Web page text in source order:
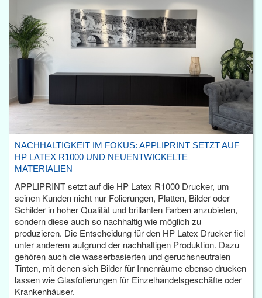
NACHHALTIGKEIT IM FOKUS: APPLIPRINT SETZT AUF
HP LATEX R1000 UND NEUENTWICKELTE
MATERIALIEN
APPLIPRINT setzt auf die HP Latex R1000 Drucker, um
seinen Kunden nicht nur Folierungen, Platten, Bilder oder
Schilder in hoher Qualität und brillanten Farben anzubieten,
sondern diese auch so nachhaltig wie möglich zu
produzieren. Die Entscheidung für den HP Latex Drucker fiel
unter anderem aufgrund der nachhaltigen Produktion. Dazu
gehören auch die wasserbasierten und geruchsneutralen
Tinten, mit denen sich Bilder für Innenräume ebenso drucken
lassen wie Glasfolierungen für Einzelhandelsgeschäfte oder
Krankenhäuser.